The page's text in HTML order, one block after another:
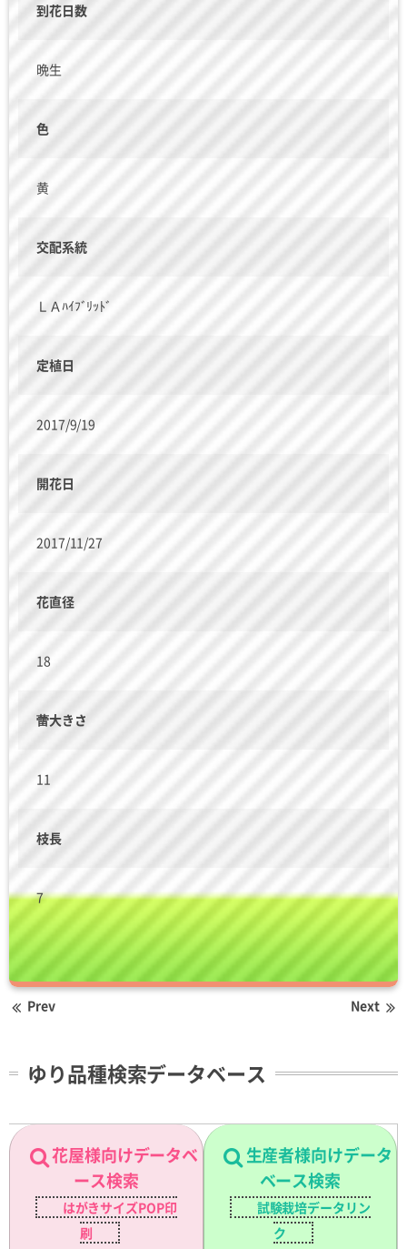
到花日数
晩生
色
黄
交配系統
ＬＡﾊｲﾌﾞﾘｯﾄﾞ
定植日
2017/9/19
開花日
2017/11/27
花直径
18
蕾大きさ
11
枝長
7
Prev Next
ゆり品種検索データベース
花屋様向けデータベ
ース検索
はがきサイズPOP印
刷
生産者様向けデータ
ベース検索
試験栽培データリン
ク